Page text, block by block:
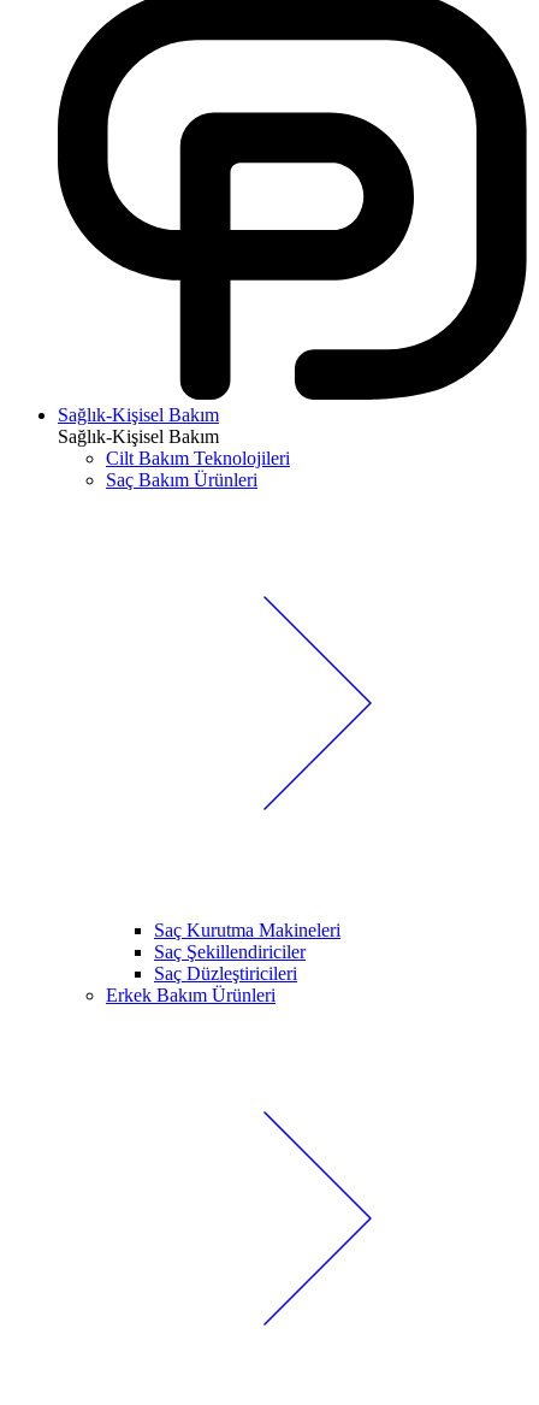
Sağlık-Kişisel Bakım
Sağlık-Kişisel Bakım
Cilt Bakım Teknolojileri
Saç Bakım Ürünleri
Saç Kurutma Makineleri
Saç Şekillendiriciler
Saç Düzleştiricileri
Erkek Bakım Ürünleri